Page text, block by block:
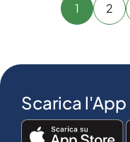
1 2
Scarica l'App